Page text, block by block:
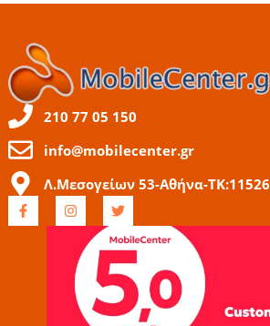
210 77 05 150
info@mobilecenter.gr
Λ.Μεσογείων 53-Αθήνα-ΤΚ:11526
F
a
c
I
n
s
g
r
a
m
T
w
t
t
e
r